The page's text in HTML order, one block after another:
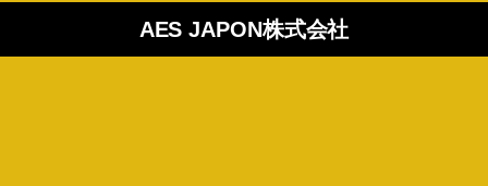
AES JAPON株式会社